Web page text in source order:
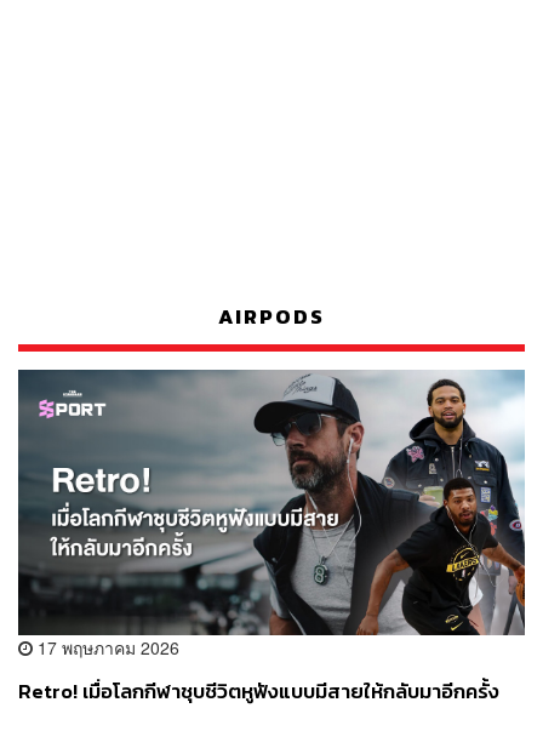
AIRPODS
17 พฤษภาคม 2026
Retro! เมื่อโลกกีฬาชุบชีวิตหูฟังแบบมีสายให้กลับมาอีกครั้ง